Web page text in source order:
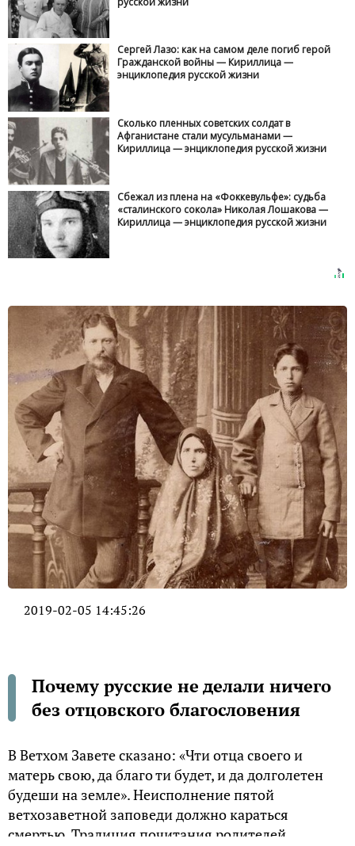
Сергей Лазо: как на самом деле погиб герой
Гражданской войны — Кириллица —
энциклопедия русской жизни
Сколько пленных советских солдат в
Афганистане стали мусульманами —
Кириллица — энциклопедия русской жизни
Сбежал из плена на «Фоккевульфе»: судьба
«сталинского сокола» Николая Лошакова —
Кириллица — энциклопедия русской жизни
2019-02-05 14:45:26
Почему русские не делали ничего
без отцовского благословения
В Ветхом Завете сказано: «Чти отца своего и
матерь свою, да благо ти будет, и да долголетен
будеши на земле». Неисполнение пятой
ветхозаветной заповеди должно караться
смертью. Традиция почитания родителей